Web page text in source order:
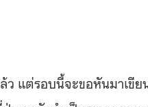
ว แต่รอบนี้จะขอหันมาเขีย